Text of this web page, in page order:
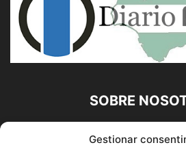
Gestionar
SOBRE
Diario Alhaurín
Francisco E. López López | 639